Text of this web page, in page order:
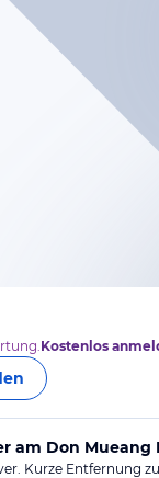
Kostenlos
am Don Mueang
Kurze Entfernung